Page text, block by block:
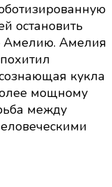
остановить
Амелию. Амелия
кукла
мощному
между